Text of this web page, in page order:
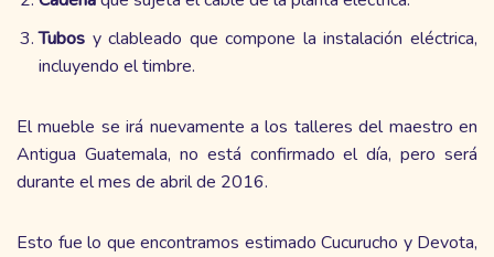
Tubos y clableado que compone la instalación eléctrica,
incluyendo el timbre.
El mueble se irá nuevamente a los talleres del maestro en
Antigua Guatemala, no está confirmado el día, pero será
durante el mes de abril de 2016.
Esto fue lo que encontramos estimado Cucurucho y Devota,